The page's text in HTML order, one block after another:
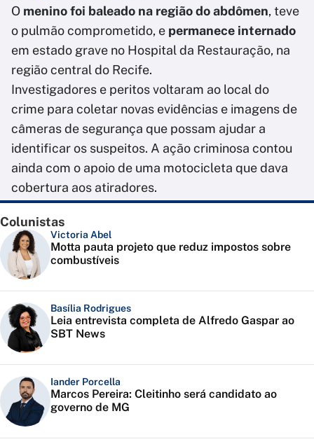
O menino foi baleado na região do abdômen, teve
o pulmão comprometido, e permanece internado
em estado grave no Hospital da Restauração, na
região central do Recife.
Investigadores e peritos voltaram ao local do
crime para coletar novas evidências e imagens de
câmeras de segurança que possam ajudar a
identificar os suspeitos. A ação criminosa contou
ainda com o apoio de uma motocicleta que dava
cobertura aos atiradores.
Colunistas
Victoria Abel
Motta pauta projeto que reduz impostos sobre
combustíveis
Basília Rodrigues
Leia entrevista completa de Alfredo Gaspar ao
SBT News
Iander Porcella
Marcos Pereira: Cleitinho será candidato ao
governo de MG